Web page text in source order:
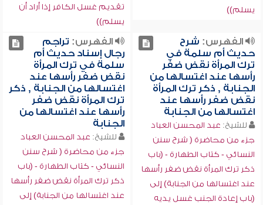
يسلم))
تقديم غسل الكافر إذا أراد أن
يسلم))
الفهرس: شرح
حديث أم سلمة في
ترك المرأة نقض ضفر
رأسها عند اغتسالها من
الجنابة , ذكر ترك المرأة
نقض ضفر رأسها عند
اغتسالها من الجنابة
للشيخ: عبد المحسن العباد
جزء من محاضرة ( شرح سنن
النسائي - كتاب الطهارة - (باب
ذكر ترك المرأة نقض ضفر رأسها
عند اغتسالها من الجنابة) إلى
(باب إعادة الجنب غسل يديه
الفهرس: تراجم
رجال إسناد حديث أم
سلمة في ترك المرأة
نقض ضفر رأسها عند
اغتسالها من الجنابة , ذكر
ترك المرأة نقض ضفر
رأسها عند اغتسالها من
الجنابة
للشيخ: عبد المحسن العباد
جزء من محاضرة ( شرح سنن
النسائي - كتاب الطهارة - (باب
ذكر ترك المرأة نقض ضفر رأسها
عند اغتسالها من الجنابة) إلى